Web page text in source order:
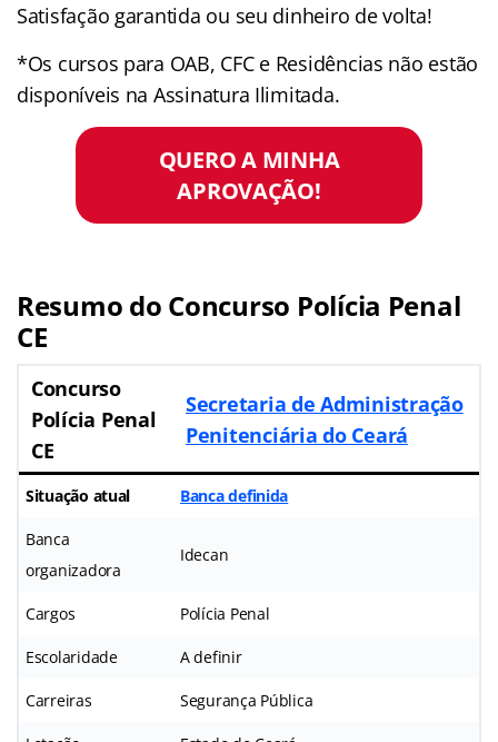
Satisfação garantida ou seu dinheiro de volta!
*Os cursos para OAB, CFC e Residências não estão
disponíveis na Assinatura Ilimitada.
QUERO A MINHA
APROVAÇÃO!
Resumo do Concurso Polícia Penal
CE
Concurso
Polícia Penal
CE
Secretaria de Administração
Penitenciária do Ceará
Situação atual Banca definida
Banca
organizadora
Idecan
Cargos Polícia Penal
Escolaridade A definir
Carreiras Segurança Pública